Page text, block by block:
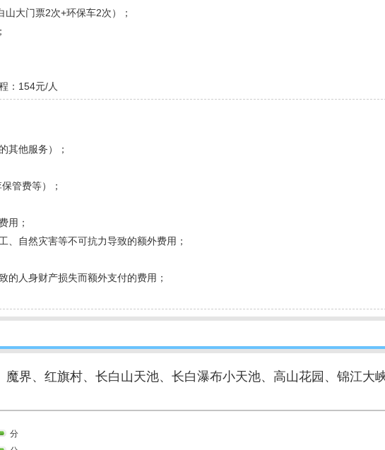
大门票2次+环保车2次）；
：154元/人
其他服务）；
管费等）；
用；
、自然灾害等不可抗力导致的额外费用；
的人身财产损失而额外支付的费用；
魔界、红旗村、长白山天池、长白瀑布小天池、高山花园、锦江大
分